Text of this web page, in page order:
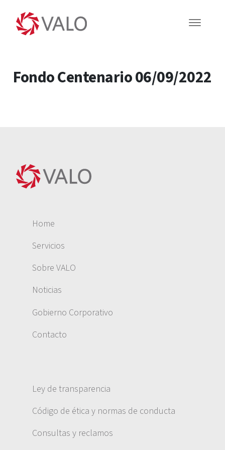
Fondo Centenario 06/09/2022
Home
Servicios
Sobre VALO
Noticias
Gobierno Corporativo
Contacto
Ley de transparencia
Código de ética y normas de conducta
Consultas y reclamos